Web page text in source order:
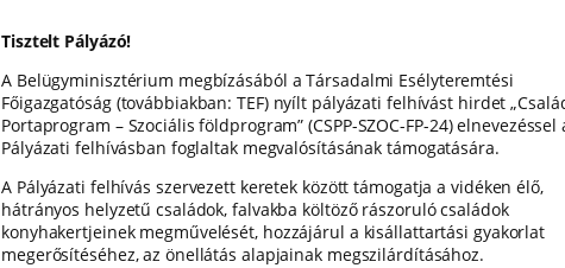
Tisztelt Pályázó!
A Belügyminisztérium megbízásából a Társadalmi Esélyteremtési
Főigazgatóság (továbbiakban: TEF) nyílt pályázati felhívást hirdet
Portaprogram – Szociális földprogram” (CSPP-SZOC-FP-24) elnevezéssel
Pályázati felhívásban foglaltak megvalósításának támogatására.
A Pályázati felhívás szervezett keretek között támogatja a vidéken élő,
hátrányos helyzetű családok, falvakba költöző rászoruló családok
konyhakertjeinek megművelését, hozzájárul a kisállattartási gyakorlat
megerősítéséhez, az önellátás alapjainak megszilárdításához.